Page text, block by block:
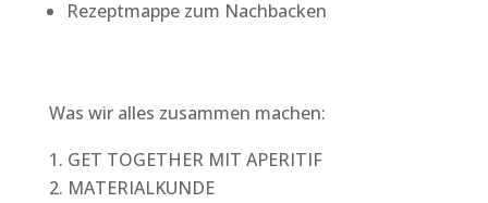
Rezeptmappe zum Nachbacken
Was wir alles zusammen machen:
GET TOGETHER MIT APERITIF
MATERIALKUNDE